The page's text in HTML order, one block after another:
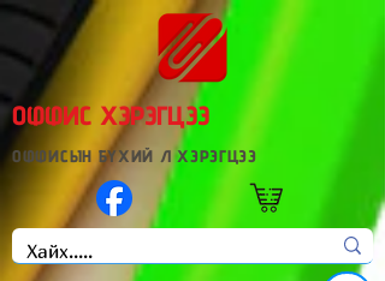
ОФФИС ХЭРЭГЦЭЭ
ОФФИСЫН БҮХИЙ Л ХЭРЭГЦЭЭ